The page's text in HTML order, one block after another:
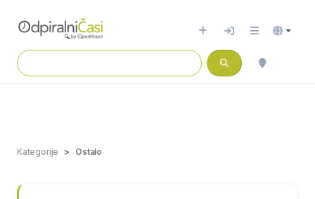
Kategorije Ostalo